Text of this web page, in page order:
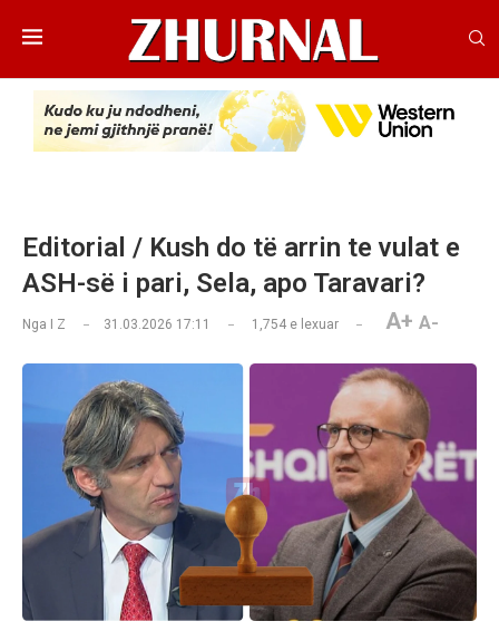
Editorial / Kush do të arrin te vulat e
ASH-së i pari, Sela, apo Taravari?
Nga I Z 31.03.2026 17:11 1,754 e lexuar A+ A-